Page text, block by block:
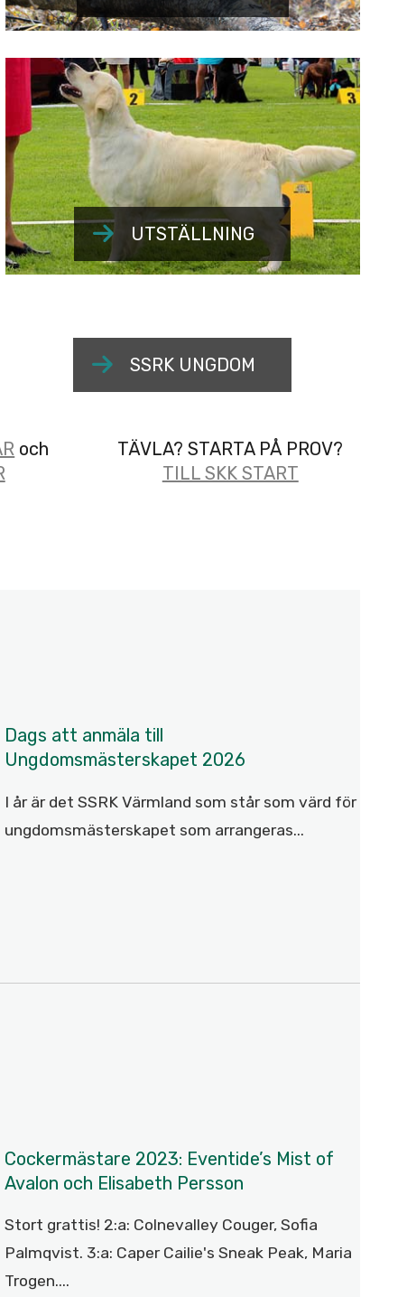
UTSTÄLLNING
SSRK UNGDOM
och
TÄVLA? STARTA PÅ PROV?
TILL SKK START
Dags att anmäla till
Ungdomsmästerskapet 2026
I år är det SSRK Värmland som står som värd för
ungdomsmästerskapet som arrangeras...
Cockermästare 2023: Eventide’s Mist of
Avalon och Elisabeth Persson
Stort grattis! 2:a: Colnevalley Couger, Sofia
Palmqvist. 3:a: Caper Cailie's Sneak Peak, Maria
Trogen....